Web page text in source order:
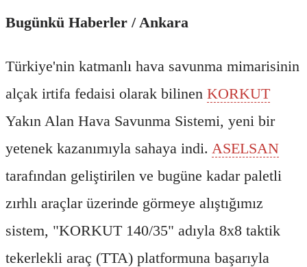
Bugünkü Haberler / Ankara
Türkiye'nin katmanlı hava savunma mimarisinin
alçak irtifa fedaisi olarak bilinen KORKUT
Yakın Alan Hava Savunma Sistemi, yeni bir
yetenek kazanımıyla sahaya indi. ASELSAN
tarafından geliştirilen ve bugüne kadar paletli
zırhlı araçlar üzerinde görmeye alıştığımız
sistem, "KORKUT 140/35" adıyla 8x8 taktik
tekerlekli araç (TTA) platformuna başarıyla